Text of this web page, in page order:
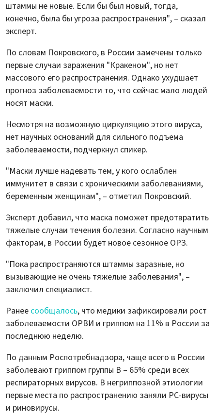
штаммы не новые. Если бы был новый, тогда,
конечно, была бы угроза распространения", – сказал
эксперт.
По словам Покровского, в России замечены только
первые случаи заражения "Кракеном", но нет
массового его распространения. Однако ухудшает
прогноз заболеваемости то, что сейчас мало людей
носят маски.
Несмотря на возможную циркуляцию этого вируса,
нет научных оснований для сильного подъема
заболеваемости, подчеркнул спикер.
"Маски лучше надевать тем, у кого ослаблен
иммунитет в связи с хроническими заболеваниями,
беременным женщинам", – отметил Покровский.
Эксперт добавил, что маска поможет предотвратить
тяжелые случаи течения болезни. Согласно научным
факторам, в России будет новое сезонное ОРЗ.
"Пока распространяются штаммы заразные, но
вызывающие не очень тяжелые заболевания", –
заключил специалист.
Ранее сообщалось, что медики зафиксировали рост
заболеваемости ОРВИ и гриппом на 11% в России за
последнюю неделю.
По данным Роспотребнадзора, чаще всего в России
заболевают гриппом группы В – 65% среди всех
респираторных вирусов. В негриппозной этиологии
первые места по распространению заняли РС-вирусы
и риновирусы.